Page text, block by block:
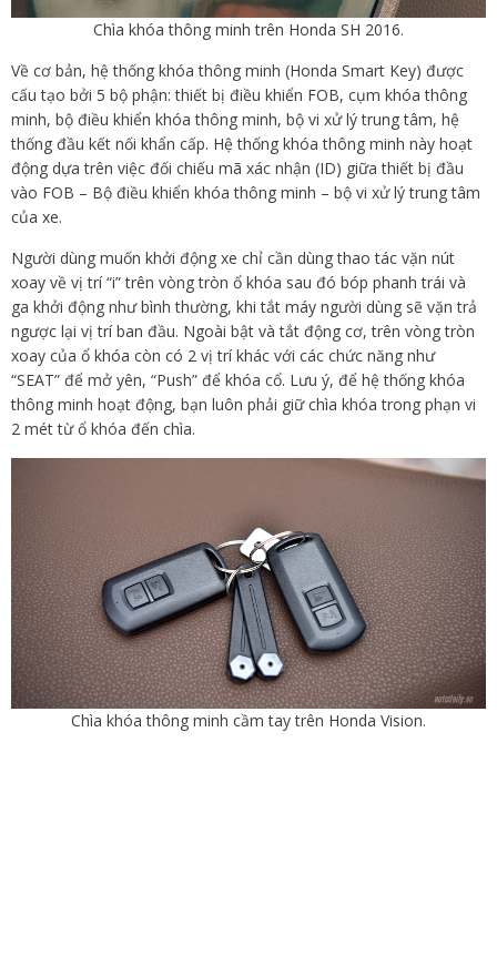
Chìa khóa thông minh trên Honda SH 2016.
Về cơ bản, hệ thống khóa thông minh (Honda Smart Key) được
cấu tạo bởi 5 bộ phận: thiết bị điều khiển FOB, cụm khóa thông
minh, bộ điều khiển khóa thông minh, bộ vi xử lý trung tâm, hệ
thống đầu kết nối khẩn cấp. Hệ thống khóa thông minh này hoạt
động dựa trên việc đối chiếu mã xác nhận (ID) giữa thiết bị đầu
vào FOB – Bộ điều khiển khóa thông minh – bộ vi xử lý trung tâm
của xe.
Người dùng muốn khởi động xe chỉ cần dùng thao tác vặn nút
xoay về vị trí “i” trên vòng tròn ổ khóa sau đó bóp phanh trái và
ga khởi động như bình thường, khi tắt máy người dùng sẽ vặn trả
ngược lại vị trí ban đầu. Ngoài bật và tắt động cơ, trên vòng tròn
xoay của ổ khóa còn có 2 vị trí khác với các chức năng như
“SEAT” để mở yên, “Push” để khóa cổ. Lưu ý, để hệ thống khóa
thông minh hoạt động, bạn luôn phải giữ chìa khóa trong phạn vi
2 mét từ ổ khóa đến chìa.
Chìa khóa thông minh cầm tay trên Honda Vision.